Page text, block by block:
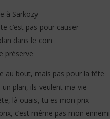
à Sarkozy
c’est pas pour causer
dans le coin
préserve
au bout, mais pas pour la fête
un plan, ils veulent ma vie
là ouais, tu es mon prix
c’est même pas mon ennemi